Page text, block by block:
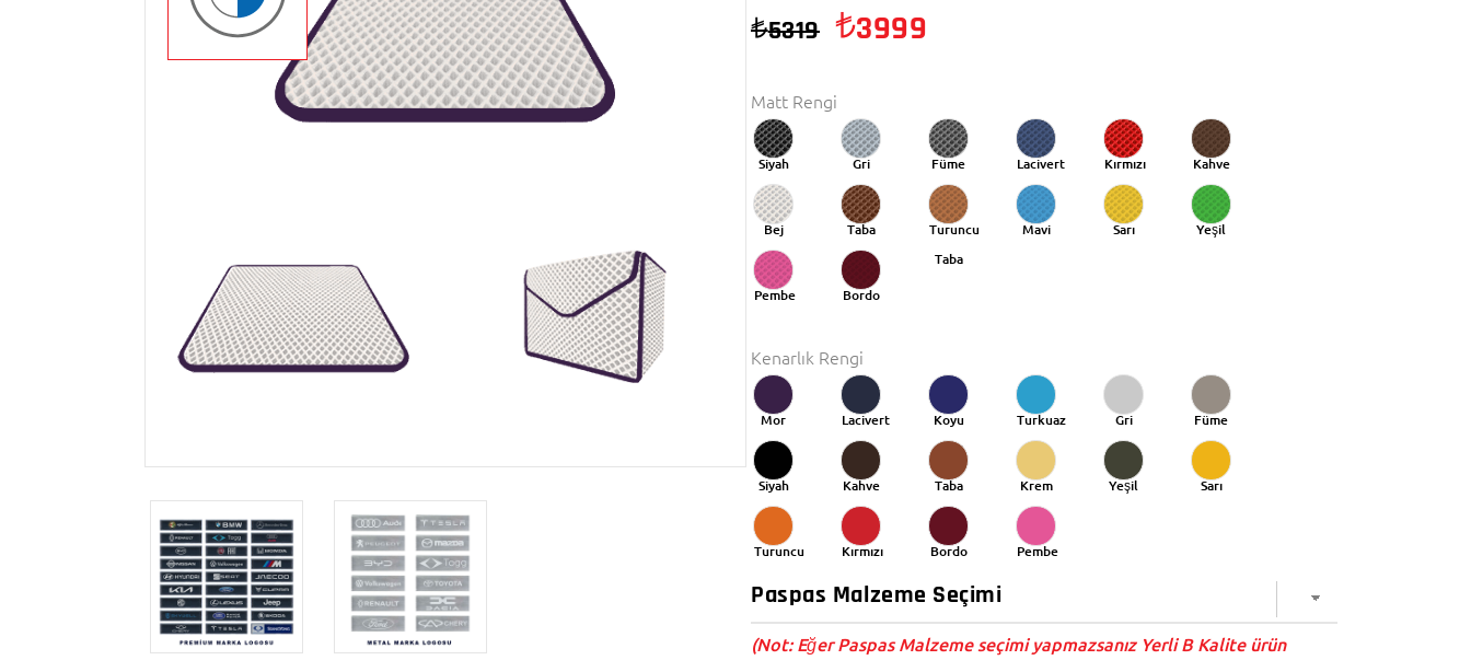
5319 3999
Matt Rengi
Siyah Gri Füme Lacivert Kırmızı Kahve
Bej Taba
Turuncu
Taba
Mavi Sarı Yeşil
Pembe Bordo
Kenarlık Rengi
Mor Lacivert
Koyu
Mavi
Turkuaz Gri Füme
Siyah Kahve Taba Krem Yeşil Sarı
Turuncu Kırmızı Bordo Pembe
(Not: Eğer Paspas Malzeme seçimi yapmazsanız Yerli B Kalite ürün